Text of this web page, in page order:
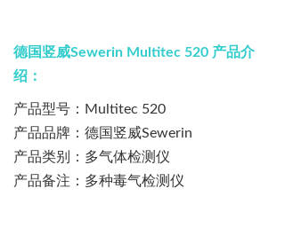
德国竖威Sewerin Multitec 520 产品介
绍：
产品型号： Multitec 520
产品品牌：德国竖威Sewerin
产品类别：多气体检测仪
产品备注：多种毒气检测仪